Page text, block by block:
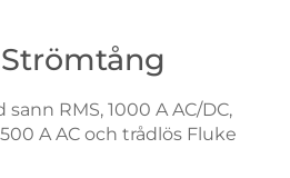
för Fluke
Strömtång
RMS, 1000 A AC/DC,
A AC och trådlös Fluke